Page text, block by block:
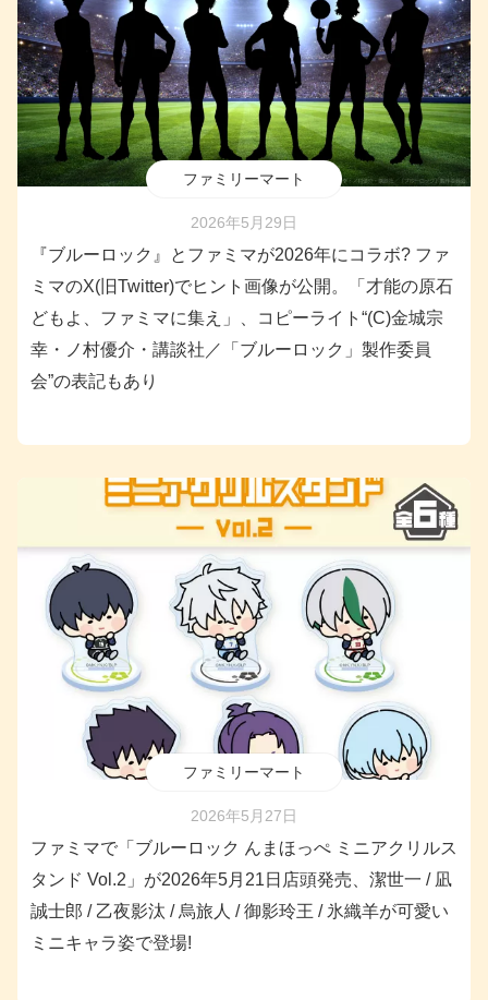
ファミリーマート
2026年5月29日
『ブルーロック』とファミマが2026年にコラボ? ファ
ミマのX(旧Twitter)でヒント画像が公開。「才能の原石
どもよ、ファミマに集え」、コピーライト“(C)金城宗
幸・ノ村優介・講談社／「ブルーロック」製作委員
会”の表記もあり
ファミリーマート
2026年5月27日
ファミマで「ブルーロック んまほっぺ ミニアクリルス
タンド Vol.2」が2026年5月21日店頭発売、潔世一 / 凪
誠士郎 / 乙夜影汰 / 烏旅人 / 御影玲王 / 氷織羊が可愛い
ミニキャラ姿で登場!